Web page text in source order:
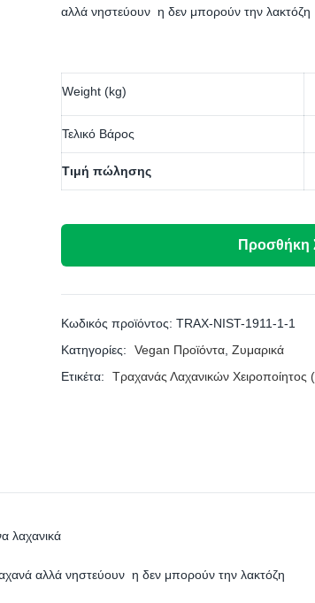
αλλά νηστεύουν η δεν μπορούν την λακτόζη
Weight (kg)
Τελικό Βάρος
Τιμή πώλησης
Προσθήκη
Κωδικός προϊόντος: TRAX-NIST-1911-1-1
Κατηγορίες:
Vegan Προϊόντα Ζυμαρικά
Ετικέτα:
Τραχανάς Λαχανικών Χειροποίητος
λαχανικά
αλλά νηστεύουν η δεν μπορούν την λακτόζη